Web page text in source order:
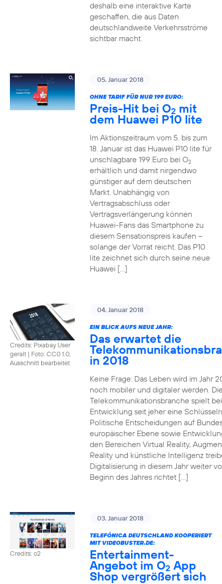
deshalb eine interaktive Karte
geschaffen, die aus Daten
deutschlandweite Verkehrsströme
sichtbar macht.
05. Januar 2018
OHNE TARIF FÜR NUR 199 EURO:
Preis-Hit bei O2 mit
dem Huawei P10 lite
Im Aktionszeitraum vom 5. bis zum
18. Januar ist das Huawei P10 lite für
unschlagbare 199 Euro bei O2
erhältlich und damit nirgendwo
günstiger auf dem deutschen
Markt. Unabhängig von
Vertragsabschluss oder
Vertragsverlängerung können
Huawei-Fans das Smartphone zu
diesem Sensationspreis kaufen –
solange der Vorrat reicht. Das P10
lite zeichnet sich durch seine neue
Huawei […]
Credits: Pixabay User
geralt | Foto: CC0 1.0,
Ausschnitt bearbeitet
04. Januar 2018
EIN BLICK AUFS NEUE JAHR:
Das erwartet die
in 2018
Keine Frage: Das Leben wird im Jahr
noch mobiler und digitaler werden.
Telekommunikationsbranche spielt
Entwicklung seit jeher eine
Politische Entscheidungen auf
europäischer Ebene sowie
den Bereichen Virtual Reality,
Reality und künstliche Intelligenz
Digitalisierung in diesem Jahr weiter
Beginn des Jahres richtet […]
Credits: o2
03. Januar 2018
TELEFÓNICA DEUTSCHLAND KOOPERIERT
MIT VIDEOBUSTER.DE:
Entertainment-
Angebot im O2 App
Shop vergrößert sich